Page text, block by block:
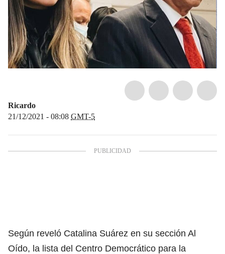
Ricardo
21/12/2021 - 08:08 GMT-5
Según reveló Catalina Suárez en su sección Al
Oído, la lista del Centro Democrático para la